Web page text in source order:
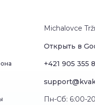
Michalovce
Открыть в
+421 905 355
Пн-Сб: 6:00-